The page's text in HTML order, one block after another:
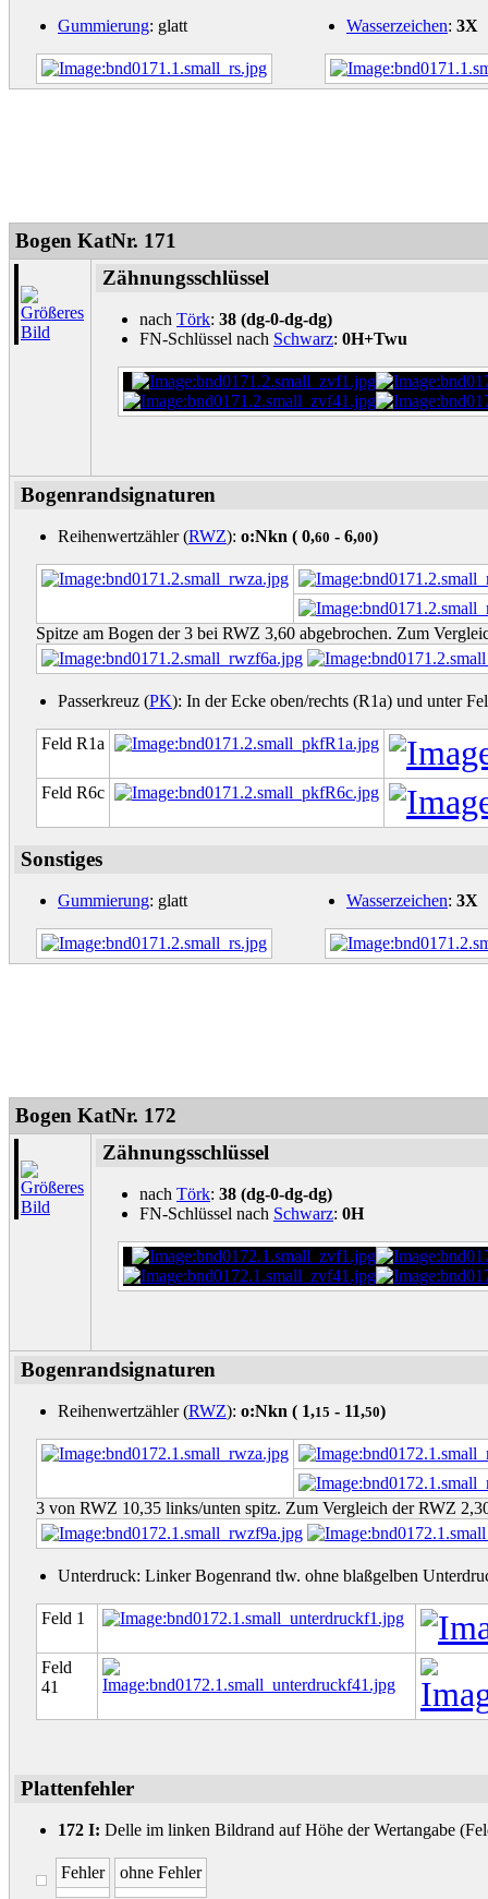
Gummierung: glatt Wasserzeichen: 3X
Bogen KatNr. 171
Zähnungsschlüssel
nach Törk: 38 (dg-0-dg-dg)
FN-Schlüssel nach Schwarz: 0H+Twu
Bogenrandsignaturen
Reihenwertzähler (RWZ): o:Nkn ( 0,60 - 6,00)
Spitze am Bogen der 3 bei RWZ 3,60 abgebrochen. Zum
Passerkreuz (PK): In der Ecke oben/rechts (R1a) und unter
Feld R1a
Feld R6c
Sonstiges
Gummierung: glatt Wasserzeichen: 3X
Bogen KatNr. 172
Zähnungsschlüssel
nach Törk: 38 (dg-0-dg-dg)
FN-Schlüssel nach Schwarz: 0H
Bogenrandsignaturen
Reihenwertzähler (RWZ): o:Nkn ( 1,15 - 11,50)
3 von RWZ 10,35 links/unten spitz. Zum Vergleich der RWZ
Unterdruck: Linker Bogenrand tlw. ohne blaßgelben
Feld 1
Feld
41
Plattenfehler
172 I: Delle im linken Bildrand auf Höhe der Wertangabe
Fehler ohne Fehler